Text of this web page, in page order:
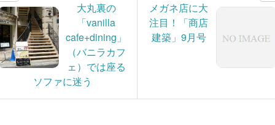
大丸裏の
「vanilla
cafe+dining」
（バニラカフ
ェ）では座る
ソファに迷う
メガネ店に大
注目！「商店
建築」9月号